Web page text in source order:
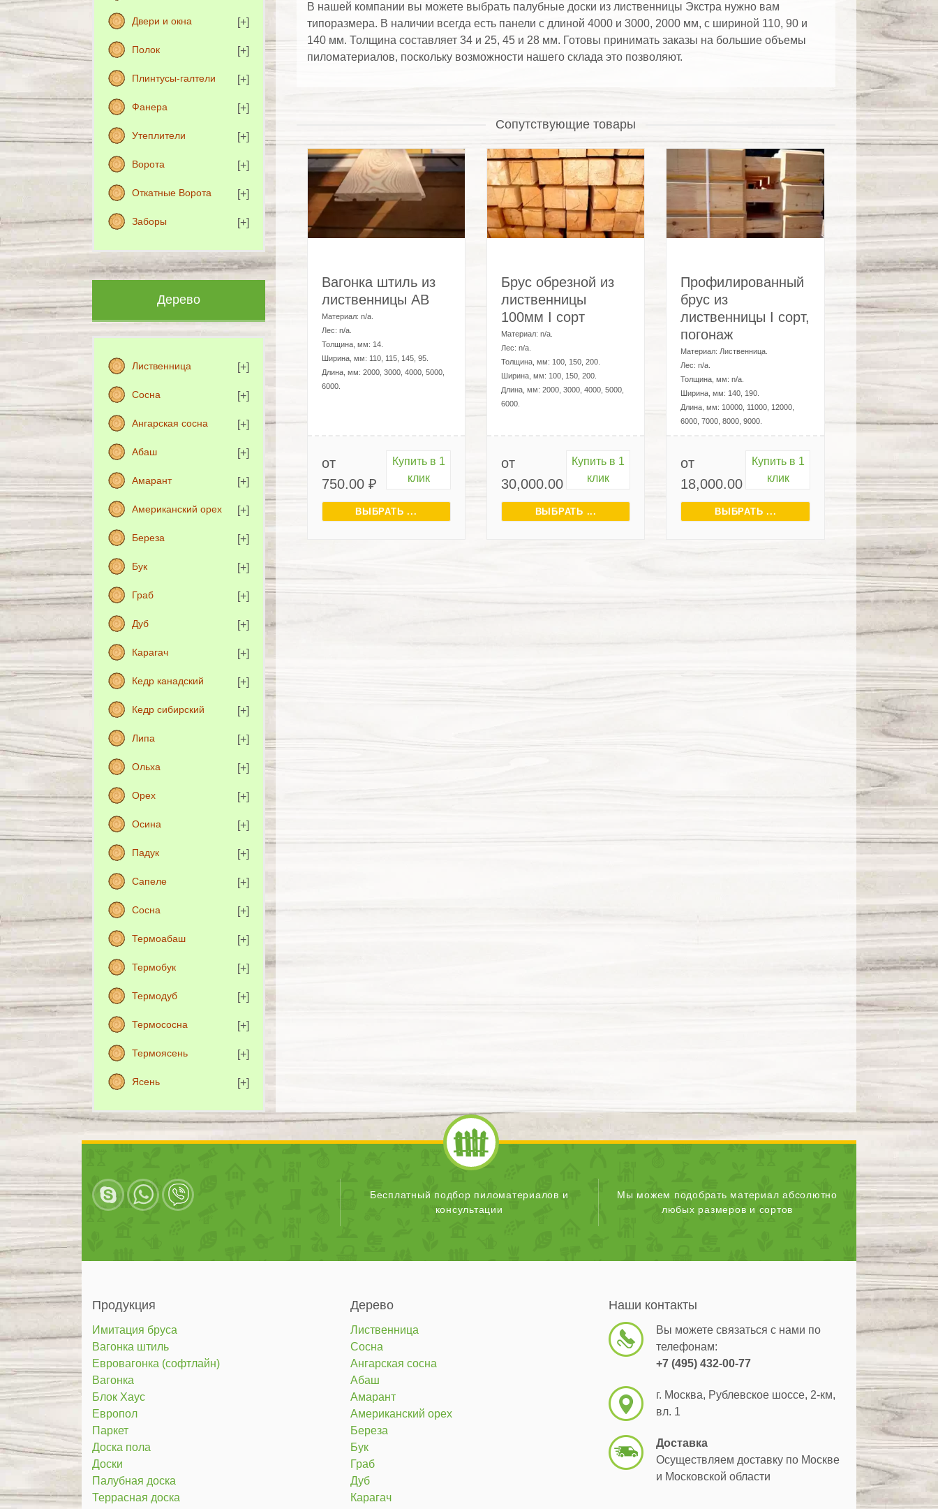
Двери и окна
Полок
Плинтусы-галтели
Фанера
Утеплители
Ворота
Откатные Ворота
Заборы
Дерево
Лиственница
Сосна
Ангарская сосна
Абаш
Амарант
Американский орех
Береза
Бук
Граб
Дуб
Карагач
Кедр канадский
Кедр сибирский
Липа
Ольха
Орех
Осина
Падук
Сапеле
Сосна
Термоабаш
Термобук
Термодуб
Термососна
Термоясень
Ясень
В нашей компании вы можете выбрать палубные доски из лиственницы Экстра нужно вам
типоразмера. В наличии всегда есть панели с длиной 4000 и 3000, 2000 мм, с шириной 110, 90 и
140 мм. Толщина составляет 34 и 25, 45 и 28 мм. Готовы принимать заказы на большие объемы
пиломатериалов, поскольку возможности нашего склада это позволяют.
Сопутствующие товары
Вагонка штиль из
лиственницы AB
Материал: n/a.
Лес: n/a.
Толщина, мм: 14.
Ширина, мм: 110, 115, 145, 95.
Длина, мм: 2000, 3000, 4000, 5000,
6000.
от
750.00 ₽
Купить в 1
клик
ВЫБРАТЬ ...
Брус обрезной из
лиственницы
100мм I сорт
Материал: n/a.
Лес: n/a.
Толщина, мм: 100, 150, 200.
Ширина, мм: 100, 150, 200.
Длина, мм: 2000, 3000, 4000, 5000,
6000.
от
30,000.00
Купить в 1
клик
ВЫБРАТЬ ...
Профилированный
брус из
лиственницы I сорт,
погонаж
Материал: Лиственница
Лес:n/a
Толщина, мм:n/a
Ширина, мм: 140, 190
Длина, мм: 10000, 11000, 12000,
6000, 7000, 8000, 9000
от
18,000.00
Купить в 1
клик
ВЫБРАТЬ ...
Бесплатный подбор пиломатериалов и
консультации
Мы можем подобрать материал абсолютно
любых размеров и сортов
Продукция
Имитация бруса
Вагонка штиль
Евровагонка (софтлайн)
Вагонка
Блок Хаус
Европол
Паркет
Доска пола
Доски
Палубная доска
Террасная доска
Дерево
Лиственница
Сосна
Ангарская сосна
Абаш
Амарант
Американский орех
Береза
Бук
Граб
Дуб
Карагач
Наши контакты
Вы можете связаться с нами по
телефонам:
+7 (495) 432-00-77
г. Москва, Рублевское шоссе, 2-км,
вл. 1
Доставка
Осуществляем доставку по Москве
и Московской области